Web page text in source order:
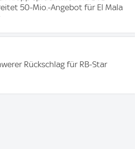
50-Mio.-Angebot für El Mala
Rückschlag für RB-Star